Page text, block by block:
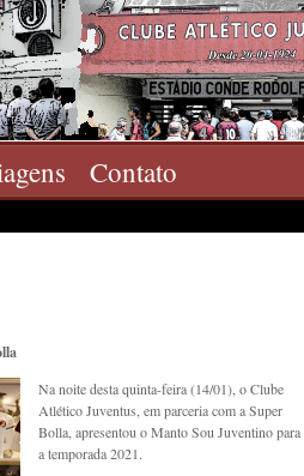
Contato
Na noite desta quinta-feira (14/01), o Clube
Atlético Juventus, em parceria com a Super
Bolla, apresentou o Manto Sou Juventino para
a temporada 2021.